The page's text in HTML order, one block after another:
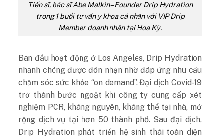
Tiến sĩ, bác sĩ Abe Malkin – Founder Drip Hydration
trong 1 buổi tư vấn y khoa cá nhân với VIP Drip
Member doanh nhân tại Hoa Kỳ.
Ban đầu hoạt động ở Los Angeles, Drip Hydration
nhanh chóng được đón nhận nhờ đáp ứng nhu cầu
chăm sóc sức khỏe “on demand”. Đại dịch Covid-19
trở thành bước ngoặt khi công ty cung cấp xét
nghiệm PCR, kháng nguyên, kháng thể tại nhà, mở
rộng dịch vụ tại hơn 50 thành phố. Sau đại dịch,
Drip Hydration phát triển hệ sinh thái toàn diện